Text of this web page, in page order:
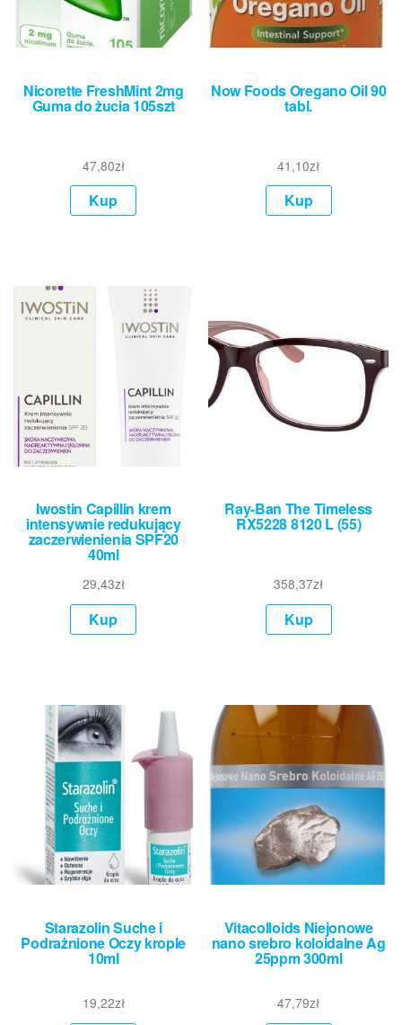
Nicorette FreshMint 2mg
Guma do żucia 105szt
47,80zł
Kup
Now Foods Oregano Oil 90
tabl.
41,10zł
Kup
Iwostin Capillin krem
intensywnie redukujący
zaczerwienienia SPF20
40ml
29,43zł
Kup
Ray-Ban The Timeless
RX5228 8120 L (55)
358,37zł
Kup
Starazolin Suche i
Podrażnione Oczy krople
10ml
19,22zł
Vitacolloids Niejonowe
nano srebro koloidalne Ag
25ppm 300ml
47,79zł